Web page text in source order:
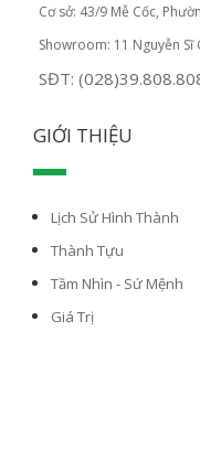
Cơ sở: 43/9 Mễ Cốc,
Showroom: 11 Nguyễn Sĩ
SĐT:
GIỚI THIỆU
Lịch Sử Hình Thành
Thành Tựu
Tầm Nhìn - Sứ Mệnh
Giá Trị